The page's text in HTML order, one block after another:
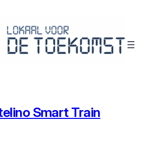
Smart Train